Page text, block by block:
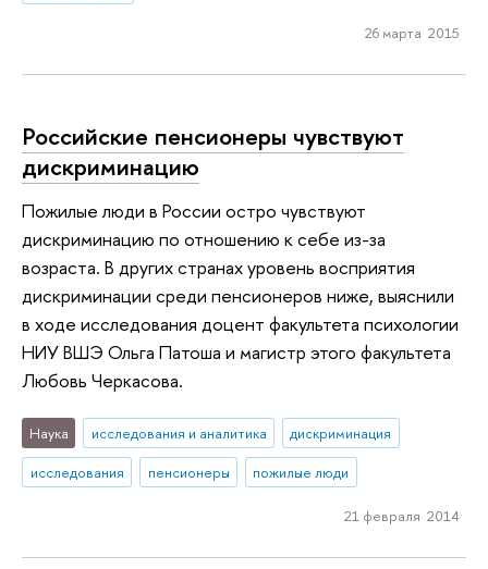
26 марта 2015
Российские пенсионеры чувствуют
дискриминацию
Пожилые люди в России остро чувствуют
дискриминацию по отношению к себе из-за
возраста. В других странах уровень восприятия
дискриминации среди пенсионеров ниже, выяснили
в ходе исследования доцент факультета психологии
НИУ ВШЭ Ольга Патоша и магистр этого факультета
Любовь Черкасова.
Наука исследования и аналитика
дискриминация
исследования
пенсионеры пожилые люди
21 февраля 2014